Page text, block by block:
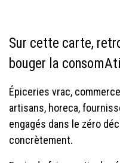
Sur cette carte,
bouger la
Épiceries vrac,
artisans, horeca,
engagés dans le zéro
concrètement.